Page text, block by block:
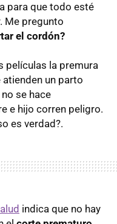
para que todo esté
Me pregunto
el cordón?
películas la premura
un parto
se hace
e hijo corren peligro.
es verdad?.
indica que no hay